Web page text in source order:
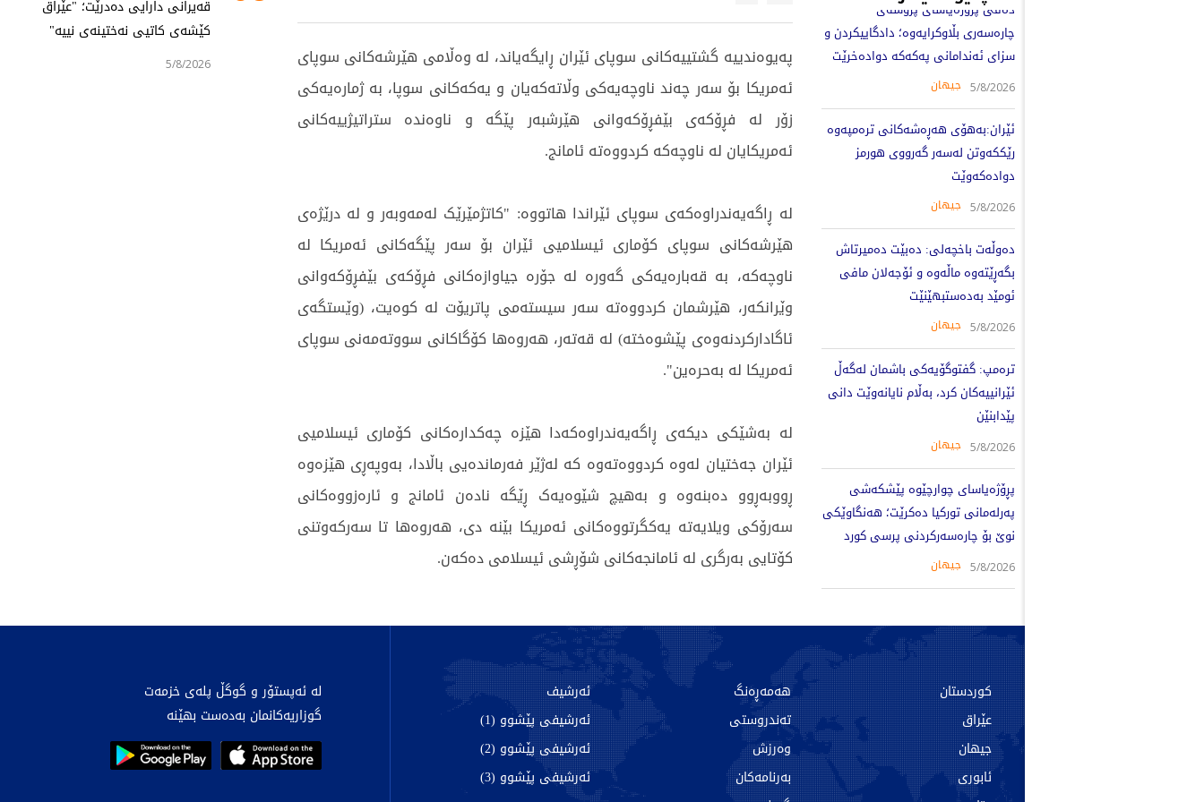
دەقی پرۆژەیاسای پرۆسەی
چارەسەری بڵاوکرایەوە؛ دادگاییکردن و
سزای ئەندامانی پەکەکە دوادەخرێت
5/8/2026 جیهان
ئێران:بەهۆی هەڕەشەکانی ترەمپەوە
رێککەوتن لەسەر گەرووی هورمز
دوادەکەوێت
5/8/2026 جیهان
دەوڵەت باخچەلی: دەبێت دەمیرتاش
بگەڕێتەوە ماڵەوە و ئۆجەلان مافی
ئومێد بەدەستبهێنێت
5/8/2026 جیهان
ترەمپ: گفتوگۆیەکی باشمان لەگەڵ
ئێرانییەکان کرد، بەڵام نایانەوێت دانی
پێدابنێن
5/8/2026 جیهان
پڕۆژەیاسای چوارچێوە پێشکەشی
پەرلەمانی تورکیا دەکرێت؛ هەنگاوێکی
نوێ بۆ چارەسەرکردنی پرسی کورد
5/8/2026 جیهان
پەیوەندییە گشتییەکانی سوپای ئێران ڕایگەیاند، لە وەڵامی هێرشەکانی سوپای
ئەمریکا بۆ سەر چەند ناوچەیەکی وڵاتەکەیان و یەکەکانی سوپا، بە ژمارەیەکی
زۆر لە فڕۆکەی بێفڕۆکەوانی هێرشبەر پێگە و ناوەندە ستراتیژییەکانی
ئەمریکایان لە ناوچەکە کردووەتە ئامانج.
لە ڕاگەیەندراوەکەی سوپای ئێراندا هاتووە: "کاتژمێرێک لەمەوبەر و لە درێژەی
هێرشەکانی سوپای کۆماری ئیسلامیی ئێران بۆ سەر پێگەکانی ئەمریکا لە
ناوچەکە، بە قەبارەیەکی گەورە لە جۆرە جیاوازەکانی فڕۆکەی بێفڕۆکەوانی
وێرانکەر، هێرشمان کردووەتە سەر سیستەمی پاتریۆت لە کوەیت، (وێستگەی
ئاگادارکردنەوەی پێشوەختە) لە قەتەر، هەروەها کۆگاکانی سووتەمەنی سوپای
ئەمریکا لە بەحرەین".
لە بەشێکی دیکەی ڕاگەیەندراوەکەدا هێزە چەکدارەکانی کۆماری ئیسلامیی
ئێران جەختیان لەوە کردووەتەوە کە لەژێر فەرماندەیی باڵادا، بەوپەڕی هێزەوە
ڕووبەڕوو دەبنەوە و بەهیچ شێوەیەک ڕێگە نادەن ئامانج و ئارەزووەکانی
سەرۆکی ویلایەتە یەکگرتووەکانی ئەمریکا بێنە دی، هەروەها تا سەرکەوتنی
کۆتایی بەرگری لە ئامانجەکانی شۆڕشی ئیسلامی دەکەن.
قەیرانی دارایی دەدرێت؛ "عێراق
کێشەی کاتیی نەختینەی نییە"
5/8/2026
کوردستان
عێراق
جیهان
ئابوری
هەمەڕەنگ
تەندروستی
وەرزش
بەرنامەکان
ئەرشیف
ئەرشیفی پێشوو (1)
ئەرشیفی پێشوو (2)
ئەرشیفی پێشوو (3)
لە ئەپستۆر و گوگڵ پلەی خزمەت
گوزاریەکانمان بەدەست بهێنە